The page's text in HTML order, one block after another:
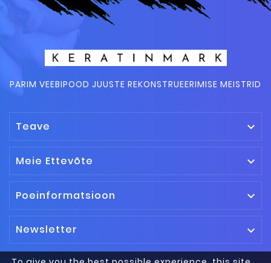
PARIM VEEBIPOOD JUUSTE REKONSTRUEERIMISE MEISTRID
Teave 
Meie Ettevõte 
Poeinformatsioon 
Newsletter 